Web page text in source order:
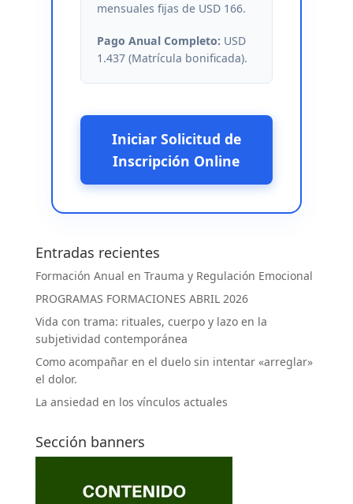
mensuales fijas de USD 166.
Pago Anual Completo: USD
1.437 (Matrícula bonificada).
Iniciar Solicitud de
Inscripción Online
Entradas recientes
Formación Anual en Trauma y Regulación Emocional
PROGRAMAS FORMACIONES ABRIL 2026
Vida con trama: rituales, cuerpo y lazo en la
subjetividad contemporánea
Como acompañar en el duelo sin intentar «arreglar»
el dolor.
La ansiedad en los vínculos actuales
Sección banners